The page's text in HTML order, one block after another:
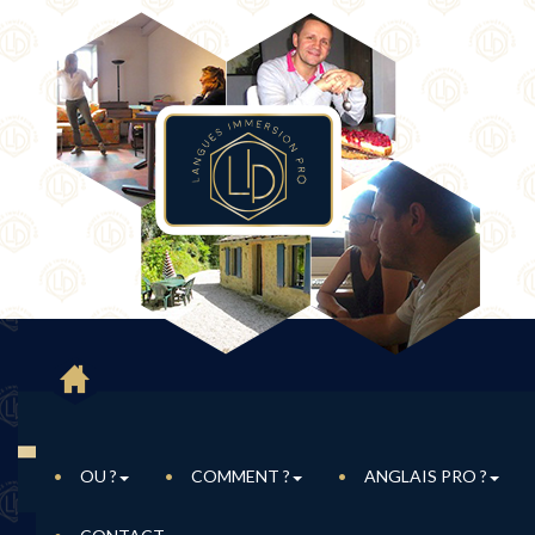
OU ? COMMENT ? ANGLAIS PRO ?